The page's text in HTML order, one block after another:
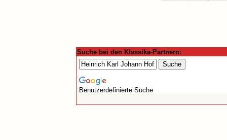
Suche bei den Klassika-Partnern:
Benutzerdefinierte Suche